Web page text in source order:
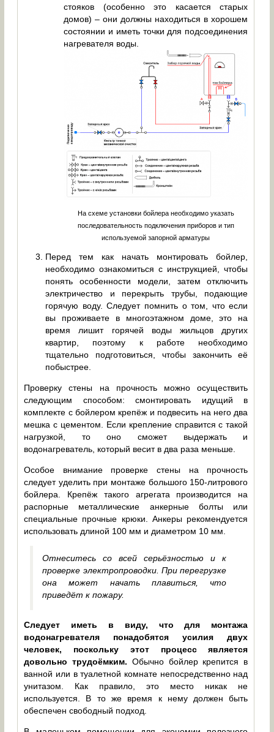
стояков (особенно это касается старых
домов) – они должны находиться в хорошем
состоянии и иметь точки для подсоединения
нагревателя воды.
На схеме установки бойлера необходимо указать
последовательность подключения приборов и тип
используемой запорной арматуры
Перед тем как начать монтировать бойлер,
необходимо ознакомиться с инструкцией, чтобы
понять особенности модели, затем отключить
электричество и перекрыть трубы, подающие
горячую воду. Следует помнить о том, что если
вы проживаете в многоэтажном доме, это на
время лишит горячей воды жильцов других
квартир, поэтому к работе необходимо
тщательно подготовиться, чтобы закончить её
побыстрее.
Проверку стены на прочность можно осуществить
следующим способом: смонтировать идущий в
комплекте с бойлером крепёж и подвесить на него два
мешка с цементом. Если крепление справится с такой
нагрузкой, то оно сможет выдержать и
водонагреватель, который весит в два раза меньше.
Особое внимание проверке стены на прочность
следует уделить при монтаже большого 150-литрового
бойлера. Крепёж такого агрегата производится на
распорные металлические анкерные болты или
специальные прочные крюки. Анкеры рекомендуется
использовать длиной 100 мм и диаметром 10 мм.
Отнеситесь со всей серьёзностью и к
проверке электропроводки. При перегрузке
она может начать плавиться, что
приведёт к пожару.
Следует иметь в виду, что для монтажа
водонагревателя понадобятся усилия двух
человек, поскольку этот процесс является
довольно трудоёмким. Обычно бойлер крепится в
ванной или в туалетной комнате непосредственно над
унитазом. Как правило, это место никак не
используется. В то же время к нему должен быть
обеспечен свободный подход.